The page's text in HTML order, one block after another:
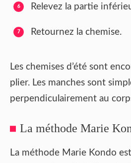
Relevez la partie
Retournez la chemise.
Les chemises d’été sont
plier. Les manches sont
perpendiculairement au
La méthode Marie
La méthode Marie Kondo